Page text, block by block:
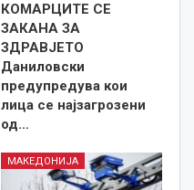
КОМАРЦИТЕ СЕ
ЗАКАНА ЗА
ЗДРАВЈЕТО
Даниловски
предупредува кои
лица се најзагрозени
од…
МАКЕДОНИЈА